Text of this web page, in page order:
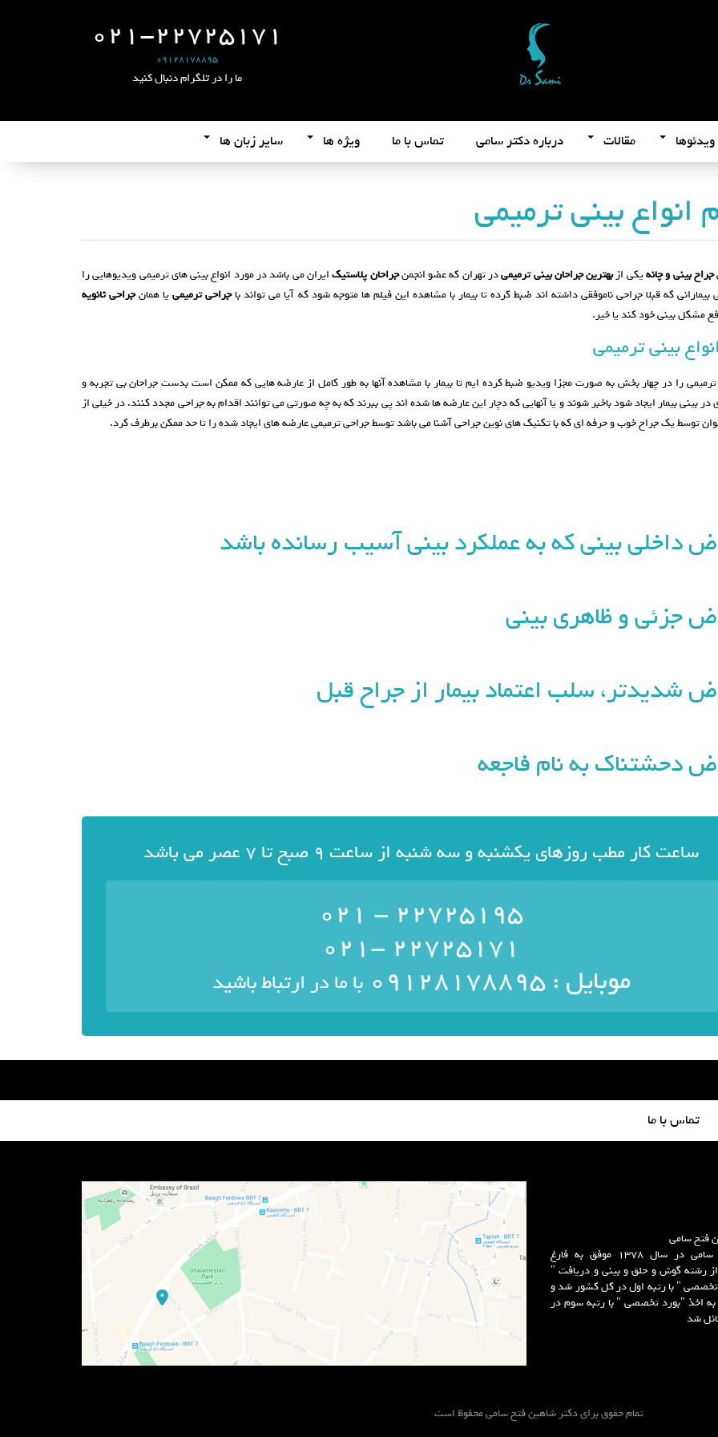
021-22725171
09128178895
ما را در تلگرام دنبال کنید
ویدئوها مقالات درباره دکتر سامی تماس با ما ویژه ها سایر زبان ها
انواع بینی ترمیمی
جراح بینی و چانهیکی ازبهترین جراحان بینی ترمیمیدر تهران که عضو انجمنجراحان پلاستیکایران می باشد در مورد انواع بینی های ترمیمی ویدیوهایی را
که قبلا جراحی ناموفقی داشته اند ضبط کرده تا بیمار با مشاهده این فیلم ها متوجه شود که آیا می تواند باجراحی ترمیمییا همانجراحی ثانویه
مشکل بینی خود کند یا خیر.
بینی ترمیمی
ترمیمی را در چهار بخش به صورت مجزا ویدیو ضبط کرده ایم تا بیمار با مشاهده آنها به طور کامل از عارضه هایی که ممکن است بدست جراحان بی تجربه و
در بینی بیمار ایجاد شود باخبر شوند و یا آنهایی که دچار این عارضه ها شده اند پی ببرند که به چه صورتی می توانند اقدام به جراحی مجدد کنند. در خیلی از
توسط یک جراح خوب و حرفه ای که با تکنیک های نوین جراحی آشنا می باشد توسط جراحی ترمیمی عارضه های ایجاد شده را تا حد ممکن برطرف کرد.
داخلی بینی که به عملکرد بینی آسیب رسانده باشد
جزئی و ظاهری بینی
شدیدتر، سلب اعتماد بیمار از جراح قبل
دحشتناک به نام فاجعه
ساعت کار مطب روزهای یکشنبه و سه شنبه از ساعت 9 صبح تا 7 عصر می باشد
22725195 - 021
22725171 -021
موبایل : ۰۹۱۲۸۱۷۸۸۹۵
با ما در ارتباط باشید
تماس با ما
فتح سامی
دکتر فتح سامی در سال 1378 موفق به فارغ
رشته گوش و حلق و بینی و دریافت "
تخصصی " با رتبه اول در کل کشور شد و
اخذ "بورد تخصصی " با رتبه سوم در
شد
تمام حقوق برای دکتر شاهین فتح سامی محفوظ است